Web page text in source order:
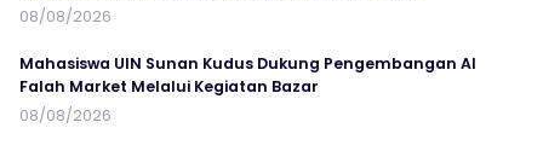
08/08/2026
Mahasiswa UIN Sunan Kudus Dukung Pengembangan Al
Falah Market Melalui Kegiatan Bazar
08/08/2026